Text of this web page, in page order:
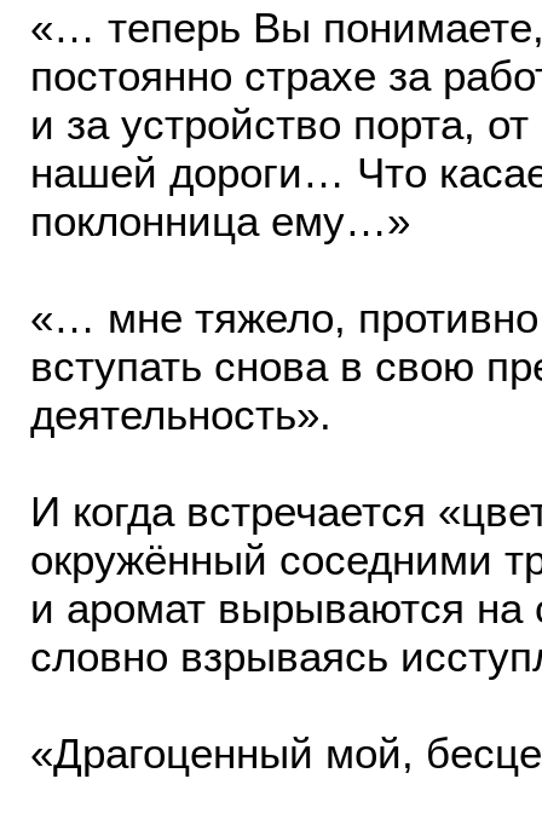
«… теперь Вы
постоянно страхе за
и за устройство порта,
нашей дороги… Что
поклонница ему…»
«… мне тяжело,
вступать снова в свою
деятельность».
И когда встречается
окружённый соседними
и аромат вырываются на
словно взрываясь
«Драгоценный мой,